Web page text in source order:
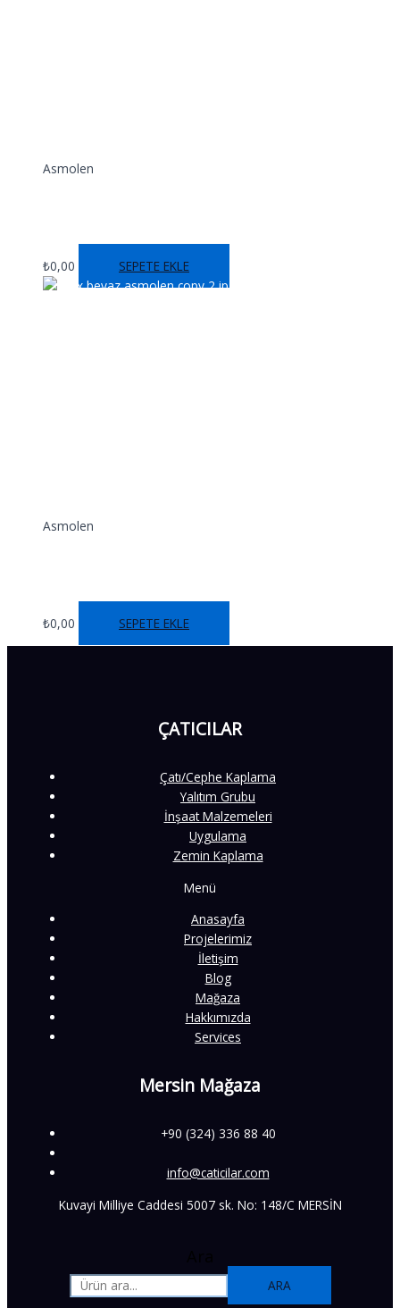
Asmolen
₺0,00 SEPETE EKLE
Asmolen
₺0,00 SEPETE EKLE
ÇATICILAR
Çatı/Cephe Kaplama
Yalıtım Grubu
İnşaat Malzemeleri
Uygulama
Zemin Kaplama
Menü
Anasayfa
Projelerimiz
İletişim
Blog
Mağaza
Hakkımızda
Services
Mersin Mağaza
+90 (324) 336 88 40
info@caticilar.com
Kuvayi Milliye Caddesi 5007 sk. No: 148/C MERSİN
ARA